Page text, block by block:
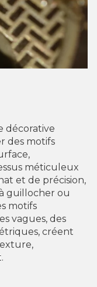
décorative
des motifs
méticuleux
et de précision,
guillocher ou
motifs
vagues, des
créent